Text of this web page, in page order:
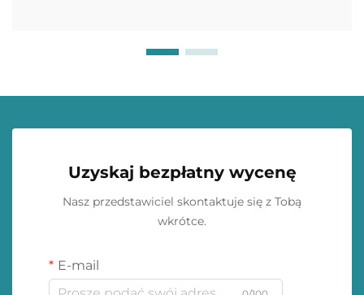
Uzyskaj bezpłatny wycenę
Nasz przedstawiciel skontaktuje się z Tobą
wkrótce.
E-mail